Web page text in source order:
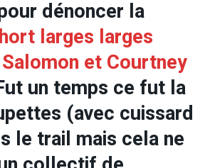
dénoncer la
larges larges
et Courtney
un temps ce fut la
(avec cuissard
le trail mais cela ne